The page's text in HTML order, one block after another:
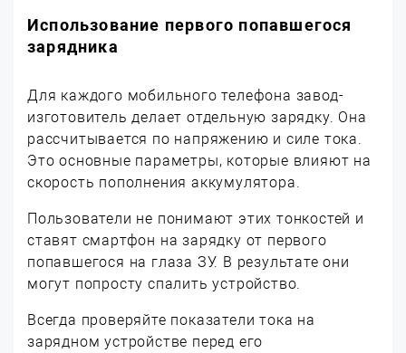
Использование первого попавшегося
зарядника
Для каждого мобильного телефона завод-
изготовитель делает отдельную зарядку. Она
рассчитывается по напряжению и силе тока.
Это основные параметры, которые влияют на
скорость пополнения аккумулятора.
Пользователи не понимают этих тонкостей и
ставят смартфон на зарядку от первого
попавшегося на глаза ЗУ. В результате они
могут попросту спалить устройство.
Всегда проверяйте показатели тока на
зарядном устройстве перед его